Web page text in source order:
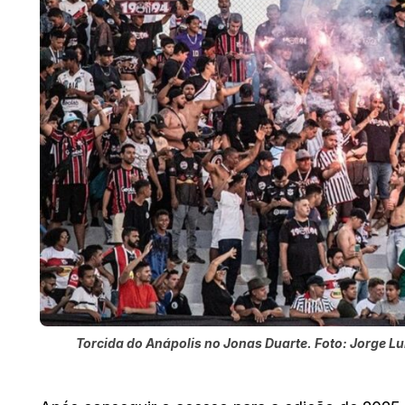
Torcida do Anápolis no Jonas Duarte. Foto: Jorge